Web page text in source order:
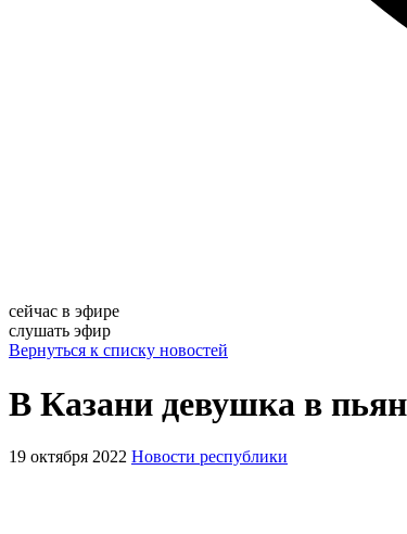
сейчас в эфире
слушать эфир
Вернуться к списку новостей
В Казани девушка в
19 октября 2022 Новости республики